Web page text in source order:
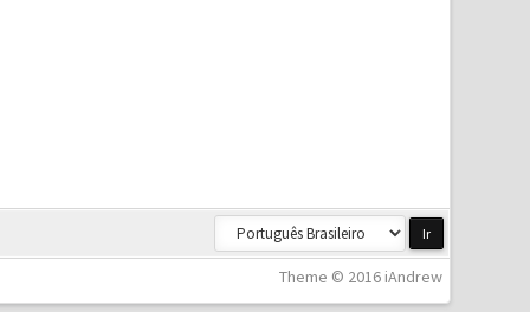
Theme © 2016 iAndrew